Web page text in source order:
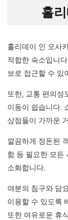
홀
홀리데이 인 오사
적합한 숙소입니
보로 접근할 수 있
또한, 교통 편의성
이동이 쉽습니다.
상점들이 가까운
깔끔하게 정돈된
함 등 필요한 모든
소화합니다.
여분의 침구와 담
이용할 수 있도록
또한 여유로운 휴